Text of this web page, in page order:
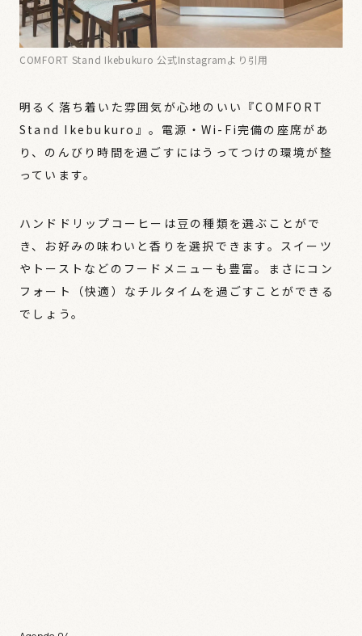
COMFORT Stand Ikebukuro 公式Instagramより引用
明るく落ち着いた雰囲気が心地のいい『COMFORT
Stand Ikebukuro』。電源・Wi-Fi完備の座席があ
り、のんびり時間を過ごすにはうってつけの環境が整
っています。
ハンドドリップコーヒーは豆の種類を選ぶことがで
き、お好みの味わいと香りを選択できます。スイーツ
やトーストなどのフードメニューも豊富。まさにコン
フォート（快適）なチルタイムを過ごすことができる
でしょう。